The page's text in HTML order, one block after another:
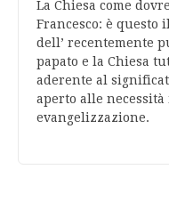
La Chiesa come
Francesco: è questo
dell’ recentemente
papato e la Chiesa
aderente al
aperto alle
evangelizzazione.